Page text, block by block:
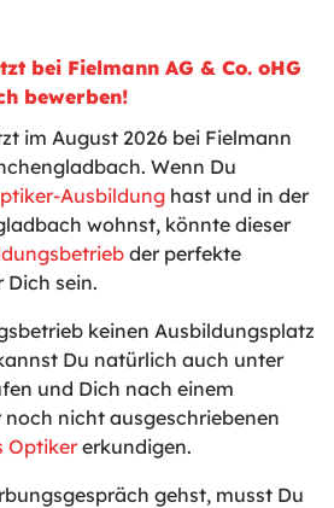
bei Fielmann AG & Co. oHG
bewerben!
im August 2026 bei Fielmann
Wenn Du
Ausbildung hast und in der
wohnst, könnte dieser
der perfekte
sein.
keinen Ausbildungsplatz
Du natürlich auch unter
und Dich nach einem
nicht ausgeschriebenen
Optiker erkundigen.
gehst, musst Du